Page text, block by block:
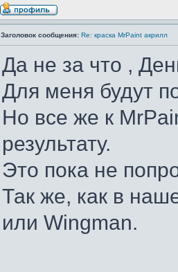
Заголовок сообщения: Re: краска MrPaint акрилл
Да не за что ,
Для меня будут
Но все же к
результату.
Это пока не
Так же, как в
или Wingman.